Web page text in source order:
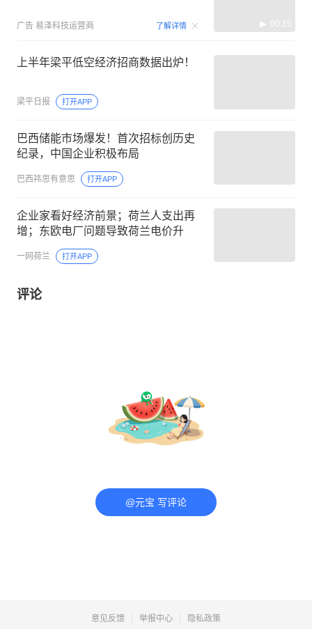
广告 易泽科技运营商 了解详情 00:15
上半年梁平低空经济招商数据出炉！
梁平日报 打开APP
巴西储能市场爆发！首次招标创历史
纪录，中国企业积极布局
巴西祎思有意思 打开APP
企业家看好经济前景；荷兰人支出再
增；东欧电厂问题导致荷兰电价升
一网荷兰 打开APP
评论
@元宝 写评论
意见反馈 举报中心 隐私政策